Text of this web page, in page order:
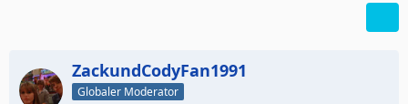
ZackundCodyFan1991
Globaler Moderator